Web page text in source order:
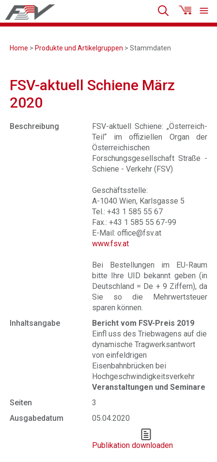
Home > Produkte und Artikelgruppen > Stammdaten
FSV-aktuell Schiene März
2020
Beschreibung
FSV-aktuell Schiene: „Österreich-
Teil“ im offiziellen Organ der
Österreichischen
Forschungsgesellschaft Straße -
Schiene - Verkehr (FSV)
Geschäftsstelle:
A-1040 Wien, Karlsgasse 5
Tel.: +43 1 585 55 67
Fax.: +43 1 585 55 67-99
E-Mail: office@fsv.at
www.fsv.at
Bei Bestellungen im EU-Raum
bitte Ihre UID bekannt geben (in
Deutschland = De + 9 Ziffern), da
Sie so die Mehrwertsteuer
sparen können.
Inhaltsangabe
Bericht vom FSV-Preis 2019
Einfl uss des Triebwagens auf die
dynamische Tragwerksantwort
von einfeldrigen
Eisenbahnbrücken bei
Hochgeschwindigkeitsverkehr
Veranstaltungen und Seminare
Seiten
3
Ausgabedatum
05.04.2020
Publikation downloaden